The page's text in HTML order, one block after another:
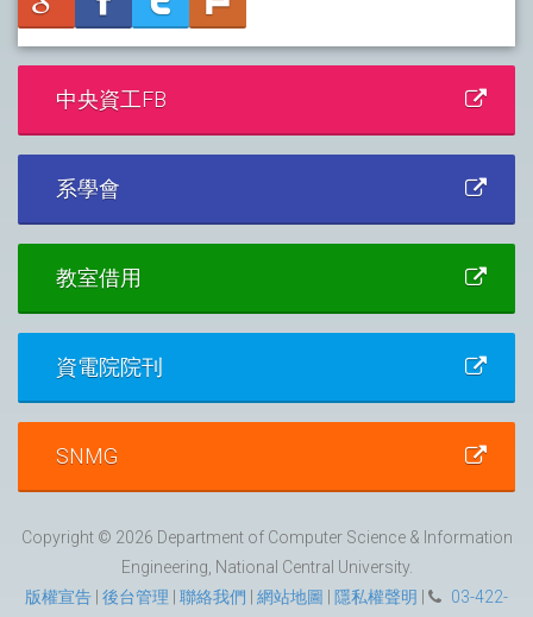
中央資工FB
系學會
教室借用
資電院院刊
SNMG
Copyright © 2026 Department of Computer Science & Information
Engineering, National Central University.
版權宣告 後台管理 聯絡我們 網站地圖 隱私權聲明 03-422-